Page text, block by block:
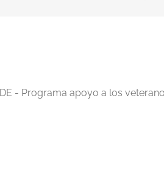
- Programa apoyo a los